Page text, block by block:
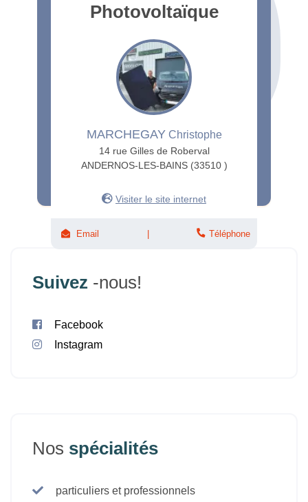
Photovoltaïque
MARCHEGAYChristophe
14 rue Gilles de Roberval
ANDERNOS-LES-BAINS (33510 )
Visiter le site internet
Email Téléphone
Suivez -nous!
Facebook
Instagram
Nos spécialités
particuliers et professionnels